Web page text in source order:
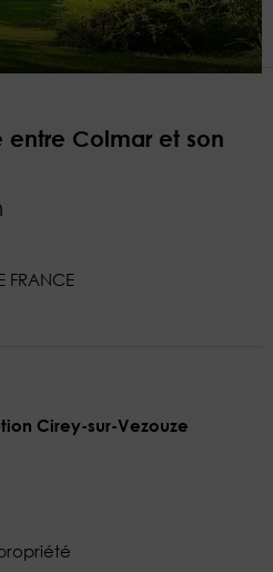
de critères
1
entre Colmar et son
FRANCE
Cirey-sur-Vezouze